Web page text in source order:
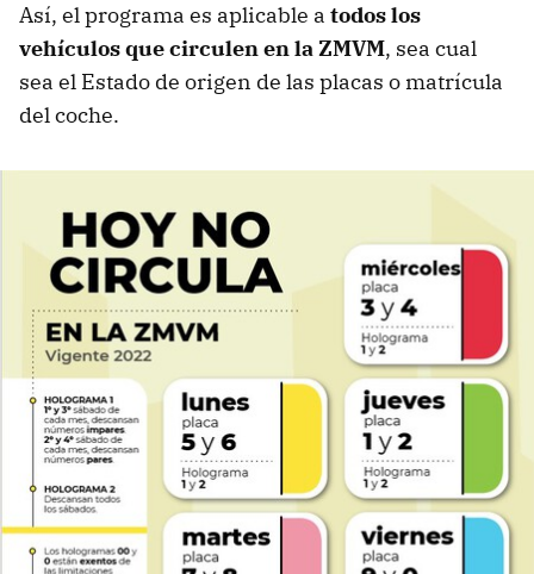
Así, el programa es aplicable a todos los
vehículos que circulen en la ZMVM, sea cual
sea el Estado de origen de las placas o matrícula
del coche.